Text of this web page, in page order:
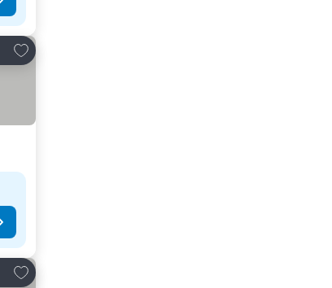
Dodati u favorite
Dodati u favorite